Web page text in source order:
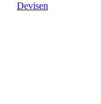
Devisen